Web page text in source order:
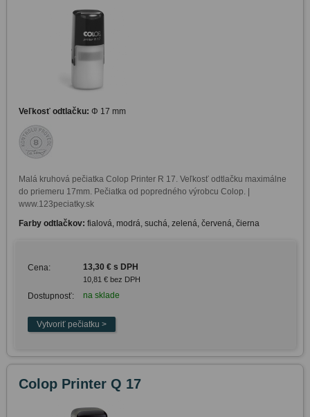
Veľkosť odtlačku: Φ 17 mm
Malá kruhová pečiatka Colop Printer R 17. Veľkosť odtlačku maximálne
do priemeru 17mm. Pečiatka od popredného výrobcu Colop. |
www.123peciatky.sk
Farby odtlačkov: fialová, modrá, suchá, zelená, červená, čierna
Cena: 13,30 € s DPH
10,81 € bez DPH
Dostupnosť: na sklade
Colop Printer Q 17